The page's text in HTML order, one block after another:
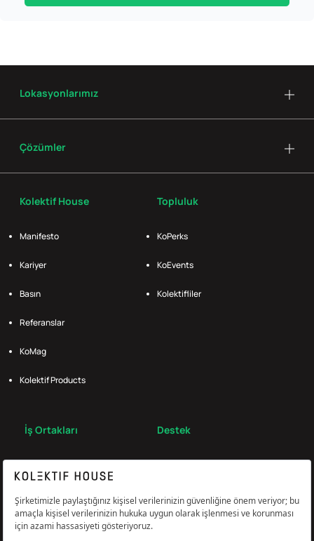
Kolektif House
Manifesto
Kariyer
Basın
Referanslar
KoMag
Kolektif Products
Topluluk
KoPerks
KoEvents
Kolektifliler
İş Ortakları Destek
Lokasyonlarımız
Çözümler